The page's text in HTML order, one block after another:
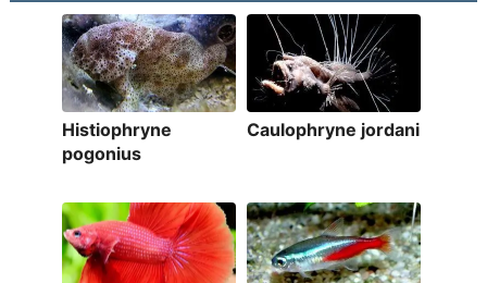
Histiophryne
pogonius
Caulophryne jordani